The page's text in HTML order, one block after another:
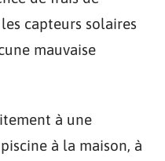
capteurs solaires
mauvaise
à une
à la maison, à